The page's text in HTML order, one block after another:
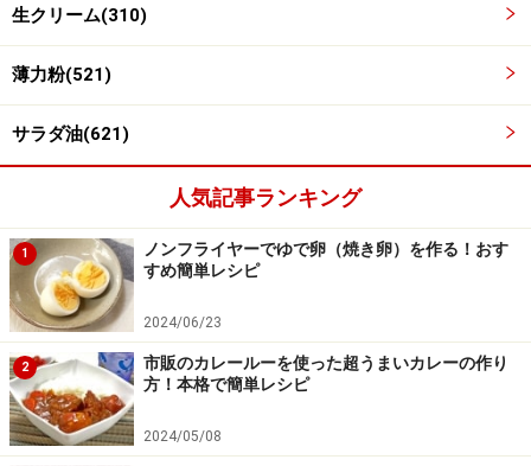
5
粗熱がとれたら皿に移す
粗熱が取れたら皿に移してさます。
生クリーム(310)
薄力粉(521)
サラダ油(621)
人気記事ランキング
1
ノンフライヤーでゆで卵（焼き卵）を作る！おす
すめ簡単レシピ
2024/06/23
2
市販のカレールーを使った超うまいカレーの作り
方！本格で簡単レシピ
2024/05/08